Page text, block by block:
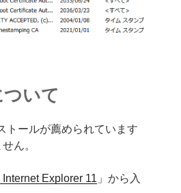
いて
トールが薦められています
ん。
Explorer 11 」から入